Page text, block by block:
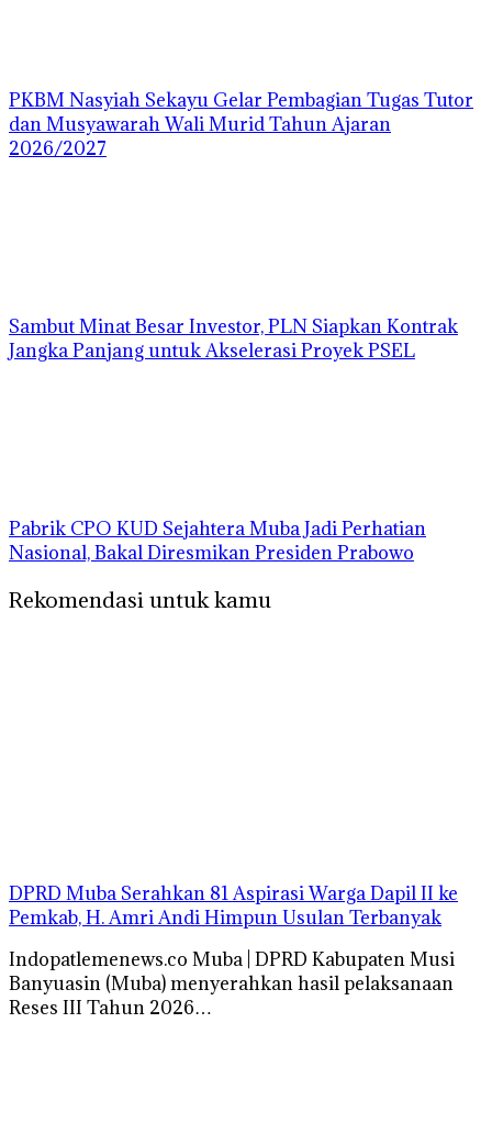
PKBM Nasyiah Sekayu Gelar Pembagian Tugas Tutor
dan Musyawarah Wali Murid Tahun Ajaran
2026/2027
Sambut Minat Besar Investor, PLN Siapkan Kontrak
Jangka Panjang untuk Akselerasi Proyek PSEL
Pabrik CPO KUD Sejahtera Muba Jadi Perhatian
Nasional, Bakal Diresmikan Presiden Prabowo
Rekomendasi untuk kamu
DPRD Muba Serahkan 81 Aspirasi Warga Dapil II ke
Pemkab, H. Amri Andi Himpun Usulan Terbanyak
Indopatlemenews.co Muba | DPRD Kabupaten Musi
Banyuasin (Muba) menyerahkan hasil pelaksanaan
Reses III Tahun 2026…